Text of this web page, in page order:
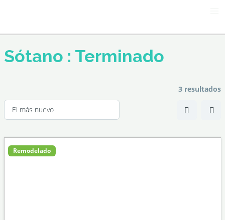
contenido
Sótano : Terminado
3 resultados
Remodelado